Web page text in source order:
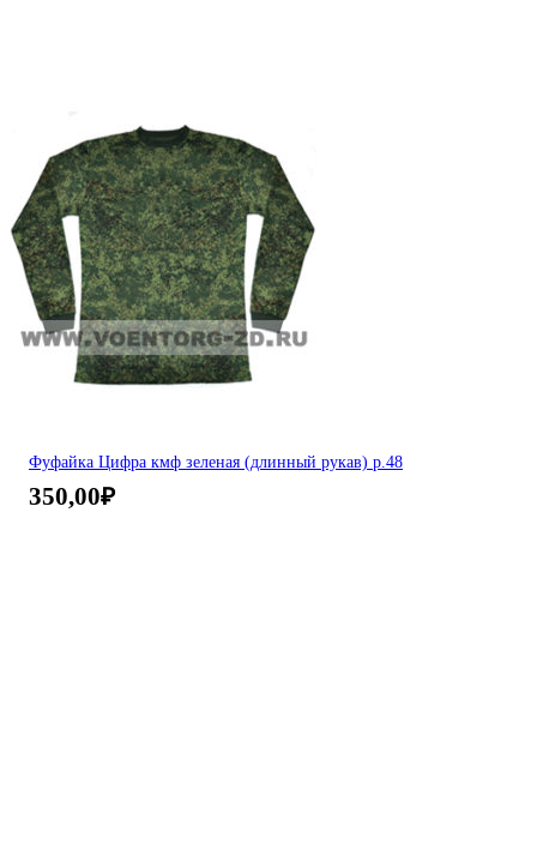
Фуфайка Цифра кмф зеленая (длинный рукав) р.48
350,00₽